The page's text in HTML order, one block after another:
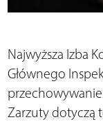
Najwyższa Izba
Głównego
Zarzuty dotyczą